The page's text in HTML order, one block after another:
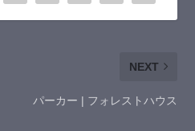
NEXT
パーカー | フォレストハウス